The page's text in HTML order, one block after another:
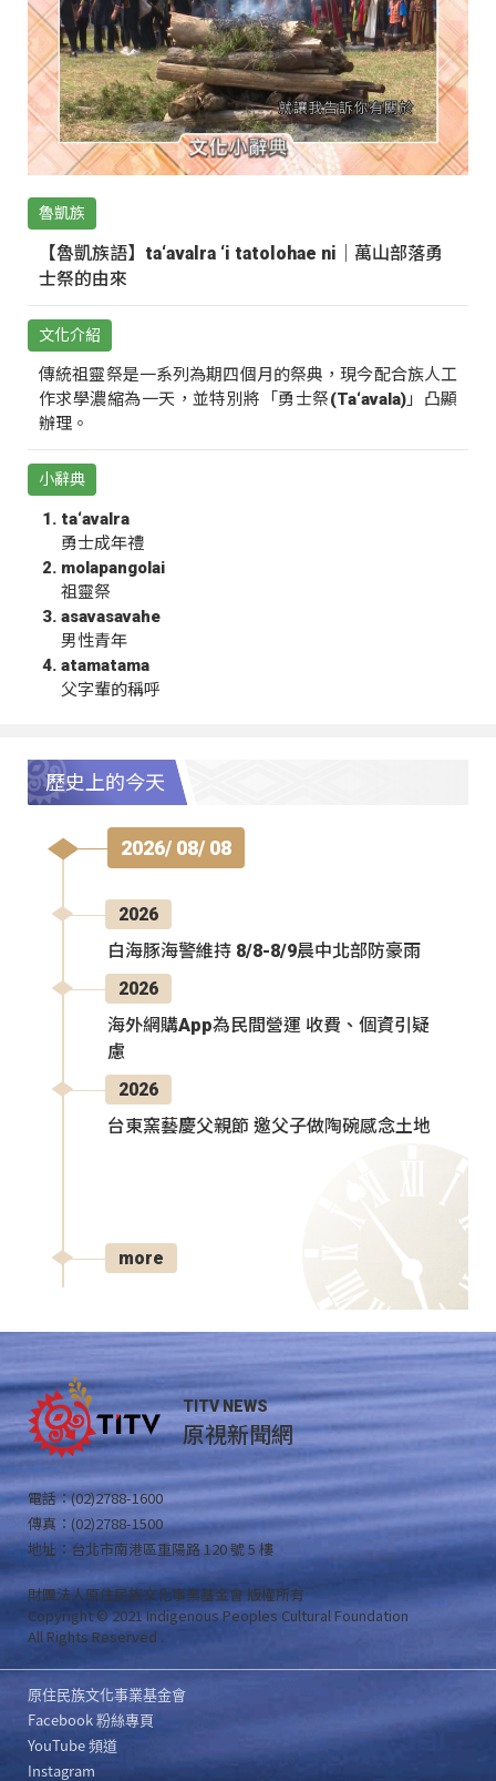
魯凱族
【魯凱族語】ta‘avalra ‘i tatolohae ni｜萬山部落勇
士祭的由來
文化介紹
傳統祖靈祭是一系列為期四個月的祭典，現今配合族人工
作求學濃縮為一天，並特別將「勇士祭(Ta‘avala)」凸顯
辦理。
小辭典
ta‘avalra
勇士成年禮
molapangolai
祖靈祭
asavasavahe
男性青年
atamatama
父字輩的稱呼
歷史上的今天
2026/ 08/ 08
2026
白海豚海警維持 8/8-8/9晨中北部防豪雨
2026
海外網購App為民間營運 收費、個資引疑
慮
2026
台東窯藝慶父親節 邀父子做陶碗感念土地
more
TITV NEWS
原視新聞網
電話：(02)2788-1600
傳真：(02)2788-1500
地址：台北市南港區重陽路 120 號 5 樓
財團法人原住民族文化事業基金會 版權所有
Copyright © 2021 Indigenous Peoples Cultural Foundation
All Rights Reserved .
原住民族文化事業基金會
Facebook 粉絲專頁
YouTube 頻道
Instagram